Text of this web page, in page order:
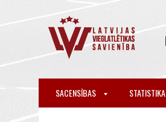
SACENSĪBAS STATISTIKA